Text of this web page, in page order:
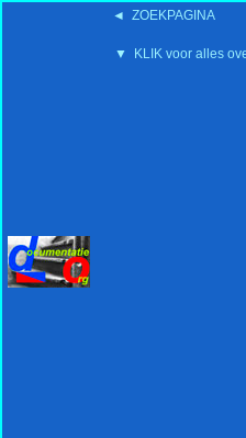
◄ ZOEKPAGINA
▼ KLIK voor alles
'15:19 19-2-2008